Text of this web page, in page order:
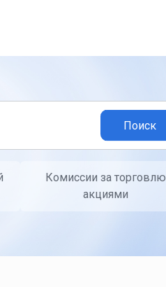
Комиссии за торговлю
акциями